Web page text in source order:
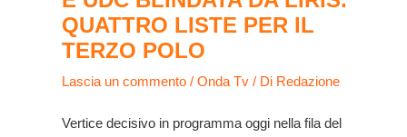
QUATTRO LISTE PER IL
TERZO POLO
Lascia un commento / Onda Tv/ Di Redazione
Vertice decisivo in programma oggi nella fila del